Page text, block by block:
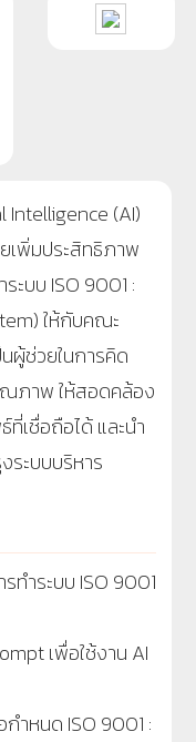
(AI)
เพิ่มประสิทธิภาพ
ะบบ ISO 9001 :
ให้กับคณะ
ผู้ช่วยในการคิด
ณภาพ ให้สอดคล้อง
เชื่อถือได้ และนำ
ระบบบริหาร
ทำระบบ ISO 9001
เพื่อใช้งาน AI
ำหนด ISO 9001 :